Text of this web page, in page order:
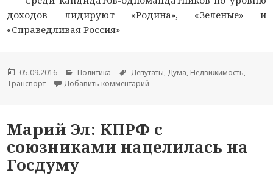
доходов лидируют «Родина», «Зеленые» и
«Справедливая Россия»
Опубликовано
05.09.2016 Рубрики
Политика Метки
Депутаты, Дума, Недвижимость,
Транспорт
Добавить комментарий
Марий Эл: КПРФ с
союзниками нацелилась на
Госдуму